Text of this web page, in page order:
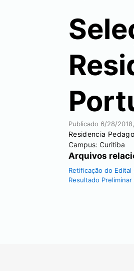
Publicado 6/28/
Residencia
Campus: Curitiba
Arquivos
Retificação do
Resultado